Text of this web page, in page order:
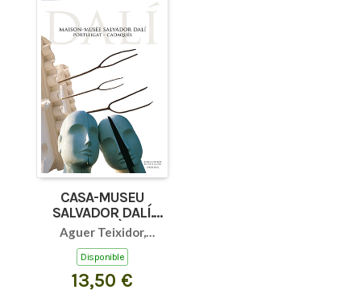
CASA-MUSEU
SALVADOR DALÍ.
(FRANCÈS)
Aguer Teixidor,
Montse / Pitxot Soler,
Antoni / Puig
Castellano, Jordi
Disponible
13,50 €